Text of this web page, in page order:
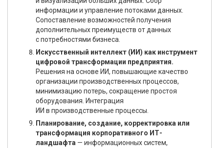
информации и управление потоками данных.
Сопоставление возможностей получения
дополнительных преимуществ от данных
с потребностями бизнеса.
Искусственный интеллект (ИИ) как инструмент
цифровой трансформации предприятия.
Решения на основе ИИ, повышающие качество
организации производственных процессов,
минимизацию потерь, сокращение простоя
оборудования. Интеграция
ИИ в производственные процессы.
Планирование, создание, корректировка или
трансформация корпоративного ИТ-
ландшафта — информационных систем,